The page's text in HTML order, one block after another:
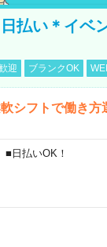
払い＊イベ
迎 ブランクOK
シフトで働き
日払いOK！